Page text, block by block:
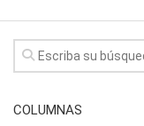
COLUMNAS